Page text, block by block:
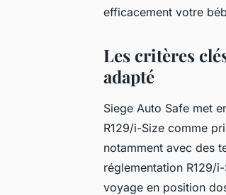
efficacement votre
Les critères
adapté
Siege Auto Safe met
R129/i-Size comme
notamment avec des
réglementation R129/
voyage en position